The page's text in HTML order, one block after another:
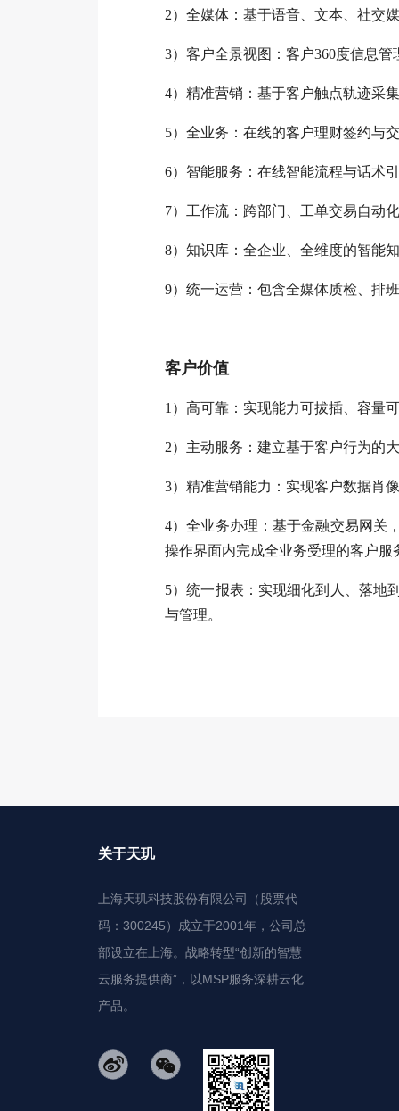
2）全媒体：基于语音、文本、社交
3）客户全景视图：客户360度信息管
4）精准营销：基于客户触点轨迹采
5）全业务：在线的客户理财签约与
6）智能服务：在线智能流程与话术
7）工作流：跨部门、工单交易自动
8）知识库：全企业、全维度的智能
9）统一运营：包含全媒体质检、排
客户价值
1 ）高可靠：实现能力可拔插、容量
2）主动服务：建立基于客户行为的
3）精准营销能力：实现客户数据肖
4）全业务办理：基于金融交易网关
操作界面内完成全业务受理的客户服
5）统一报表：实现细化到人、落地
与管理。
关于天玑
上海天玑科技股份有限公司（股票代
码：300245）成立于2001年，公司总
部设立在上海。战略转型“创新的智慧
云服务提供商”，以MSP服务深耕云化
产品。